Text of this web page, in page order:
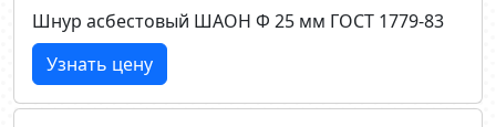
Шнур асбестовый ШАОН Ф 25 мм ГОСТ 1779-83
Узнать цену